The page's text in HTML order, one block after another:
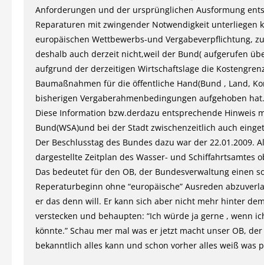
Anforderungen und der ursprünglichen Ausformung
Reparaturen mit zwingender Notwendigkeit unterliegen
europäischen Wettbewerbs-und Vergabeverpflichtung,
deshalb auch derzeit nicht,weil der Bund( aufgerufen
aufgrund der derzeitigen Wirtschaftslage die
Baumaßnahmen für die öffentliche Hand(Bund , Land,
bisherigen Vergaberahmenbedingungen aufgehoben hat.
Diese Information bzw.derdazu entsprechende Hinweis
Bund(WSA)und bei der Stadt zwischenzeitlich auch
Der Beschlusstag des Bundes dazu war der 22.01.2009.
dargestellte Zeitplan des Wasser- und Schiffahrtsamtes
Das bedeutet für den OB, der Bundesverwaltung einen
Reperaturbeginn ohne “europäische” Ausreden
er das denn will. Er kann sich aber nicht mehr hinter
verstecken und behaupten: “Ich würde ja gerne , wenn
könnte.” Schau mer mal was er jetzt macht unser OB,
bekanntlich alles kann und schon vorher alles weiß was